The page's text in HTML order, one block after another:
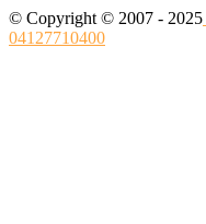
© Copyright © 2007 - 2025
04127710400